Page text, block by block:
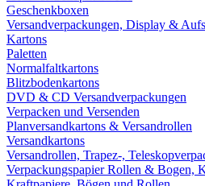
Geschenkboxen
Versandverpackungen, Display &
Kartons
Paletten
Normalfaltkartons
Blitzbodenkartons
DVD & CD Versandverpackungen
Verpacken und Versenden
Planversandkartons & Versandrollen
Versandkartons
Versandrollen, Trapez-,
Verpackungspapier Rollen & Bogen,